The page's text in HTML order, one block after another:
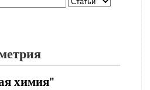
химия"